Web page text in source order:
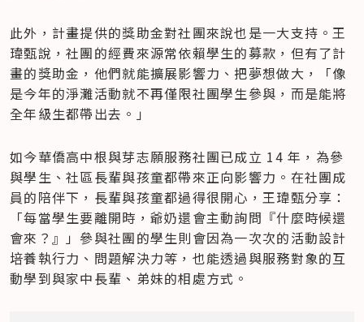
此外，計畫提供的獎助金對社團來說也是一大支持。王
瑋甄說，社團的經費來源常依賴學生的募款，但有了計
畫的獎助金，他們就能擴展影響力、把夢想做大，「像
是今年的淨灘活動就不再僅限社團學生參與，而是能將
全年級生都帶出去。」
如今華僑高中根與芽志願服務社團已成立 14 年，為參
與學生、社區長輩與孩童都帶來正向影響力。在社團成
員的陪伴下，長輩與孩童都過得很開心，王瑋甄分享：
「每當學生要離開時，爺奶還會主動詢問『什麼時候還
會來？』」參與社團的學生則會因為一次次的活動設計
培養執行力、問題解決力等，也能透過與服務對象的互
動學到與家中長輩、弟妹的相處方式。